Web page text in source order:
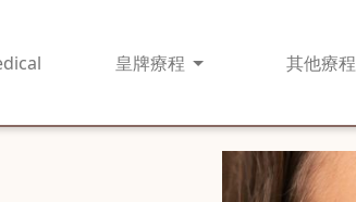
皇牌療程 其他療程